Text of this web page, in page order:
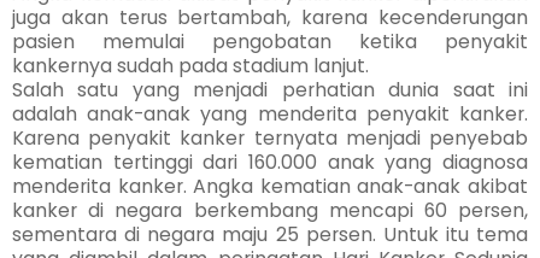
juga akan terus bertambah, karena kecenderungan
pasien memulai pengobatan ketika penyakit
kankernya sudah pada stadium lanjut.
Salah satu yang menjadi perhatian dunia saat ini
adalah anak-anak yang menderita penyakit kanker.
Karena penyakit kanker ternyata menjadi penyebab
kematian tertinggi dari 160.000 anak yang diagnosa
menderita kanker. Angka kematian anak-anak akibat
kanker di negara berkembang mencapi 60 persen,
sementara di negara maju 25 persen. Untuk itu tema